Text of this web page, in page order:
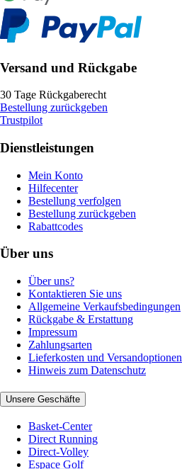
Versand und Rückgabe
30 Tage Rückgaberecht
Bestellung zurückgeben
Trustpilot
Dienstleistungen
Mein Konto
Hilfecenter
Bestellung verfolgen
Bestellung zurückgeben
Rabattcodes
Über uns
Über uns?
Kontaktieren Sie uns
Allgemeine Verkaufsbedingungen
Rückgabe & Erstattung
Impressum
Zahlungsarten
Lieferkosten und Versandoptionen
Hinweis zum Datenschutz
Unsere Geschäfte
Basket-Center
Direct Running
Direct-Volley
Espace Golf